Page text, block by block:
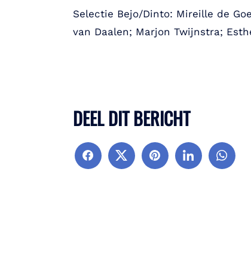
Selectie Bejo/Dinto: Mireille de
van Daalen; Marjon Twijnstra;
DEEL DIT BERICHT